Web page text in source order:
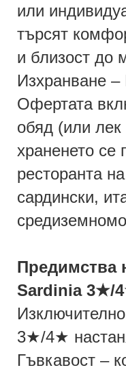
или
търсят
и близост до
Изхранване –
Офертата
обяд (или лек
храненето се
ресторанта
сардински,
Предимства
Sardinia 3★/
3★/4★
Гъвкавост –